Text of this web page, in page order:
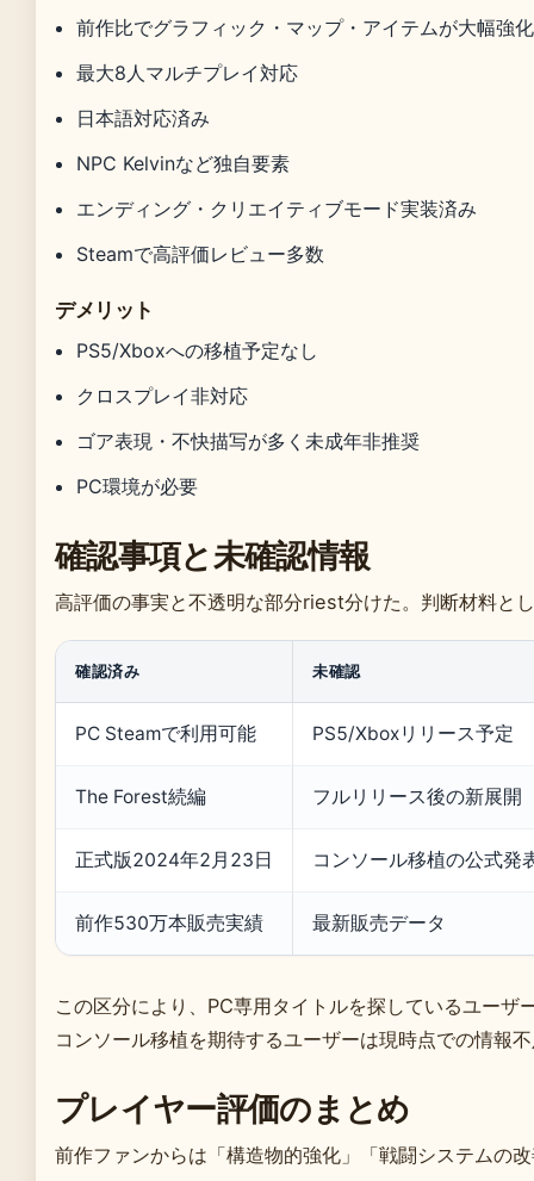
前作比でグラフィック・マップ・アイテムが大幅強化
最大8人マルチプレイ対応
日本語対応済み
NPC Kelvinなど独自要素
エンディング・クリエイティブモード実装済み
Steamで高評価レビュー多数
デメリット
PS5/Xboxへの移植予定なし
クロスプレイ非対応
ゴア表現・不快描写が多く未成年非推奨
PC環境が必要
確認事項と未確認情報
高評価の事実と不透明な部分riest分けた。判断材料と
確認済み 未確認
PC Steamで利用可能 PS5/Xboxリリース予定
The Forest続編 フルリリース後の新展開
正式版2024年2月23日 コンソール移植の公式発
前作530万本販売実績 最新販売データ
この区分により、PC専用タイトルを探しているユーザ
コンソール移植を期待するユーザーは現時点での情報
プレイヤー評価のまとめ
前作ファンからは「構造物的強化」「戦闘システムの